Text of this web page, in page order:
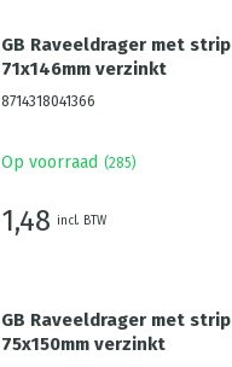
GB Raveeldrager met
71x146mm verzinkt
8714318041366
Op voorraad (285)
1,48 incl. BTW
GB Raveeldrager met
75x150mm verzinkt